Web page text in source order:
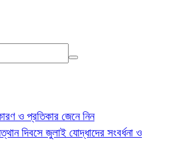
ও প্রতিকার জেনে নিন
দিবসে জুলাই যোদ্ধাদের সংবর্ধনা ও